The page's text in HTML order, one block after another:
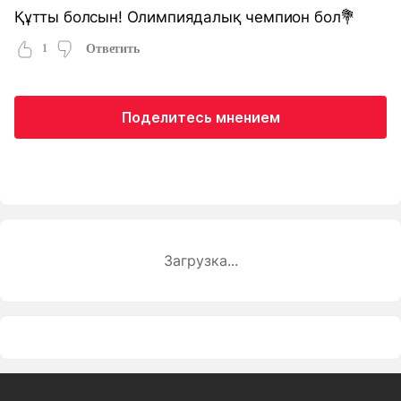
Құтты болсын! Олимпиядалық чемпион бол💐
1 Ответить
Поделитесь мнением
Загрузка...